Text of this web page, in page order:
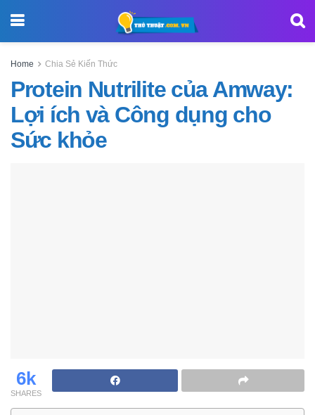
Home Chia Sẻ Kiến Thức
Protein Nutrilite của Amway:
Lợi ích và Công dụng cho
Sức khỏe
6k
SHARES